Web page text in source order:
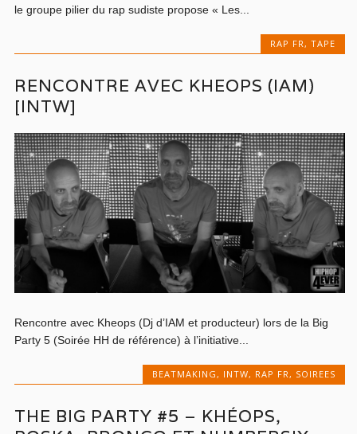
le groupe pilier du rap sudiste propose « Les...
RAP FR, TAPE
RENCONTRE AVEC KHEOPS (IAM)
[INTW]
Rencontre avec Kheops (Dj d’IAM et producteur) lors de la Big
Party 5 (Soirée HH de référence) à l’initiative...
BEATMAKING, INTW, RAP FR, SOIREES
THE BIG PARTY #5 – KHÉOPS,